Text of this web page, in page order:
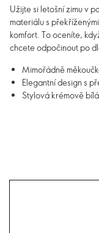
Užijte si letošní zimu v
materiálu s
komfort. To oceníte,
chcete odpočinout po
Mimořádně
Elegantní design s
Stylová krémově